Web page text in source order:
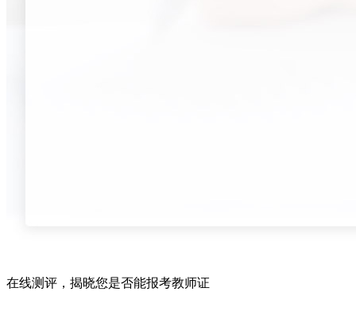
在线测评， 揭晓您是否能报考教师证